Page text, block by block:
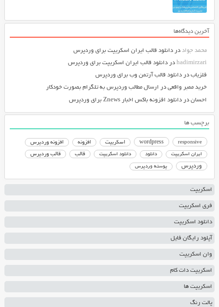
آخرین دیدگاه‌ها
محمد جواددر دانلود قالب ایران اسکریپت برای وردپرس
hadimirzariدر دانلود قالب ایران اسکریپت برای وردپرس
فلزیابدر دانلود قالب آرتمن وب برای وردپرس
خرید ممبر واقعیدر ارسال مطالب وردپرس به تلگرام بصورت خودکار
احساندر دانلود افزونه باکس اخبار Znews برای وردپرس
برچسب ها
responsive
wordpress اسکریپت افزونه افزونه وردپرس
ایران اسکریپت دانلود دانلود اسکریپت قالب قالب وردپرس
وردپرس پوسته وردپرس
اسکریپت
فری اسکریپت
دانلود اسکریپت
آپلود رایگان فایل
وان اسکریپت
اسکریپت دات کام
اسکریپت ها
پالت رنگ